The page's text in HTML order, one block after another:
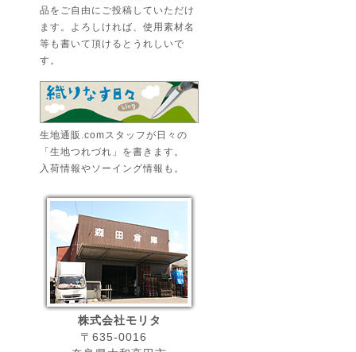
品をご自由にご投稿していただけ
ます。よろしければ、使用素材名
等も書いて頂けるとうれしいで
す。
生地通販.comスタッフが日々の
「生地つれづれ」を書きます。
入荷情報やソーイング情報も。
株式会社モリタ
〒635-0016